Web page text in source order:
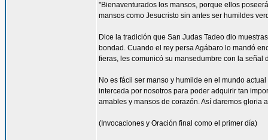
"Bienaventurados los mansos, porque ellos
mansos como Jesucristo sin antes ser humildes
Dice la tradición que San Judas Tadeo dio
bondad. Cuando el rey persa Agábaro lo mandó
fieras, les comunicó su mansedumbre con la señal
No es fácil ser manso y humilde en el mundo
interceda por nosotros para poder adquirir tan
amables y mansos de corazón. Así daremos gloria
(Invocaciones y Oración final como el primer día)